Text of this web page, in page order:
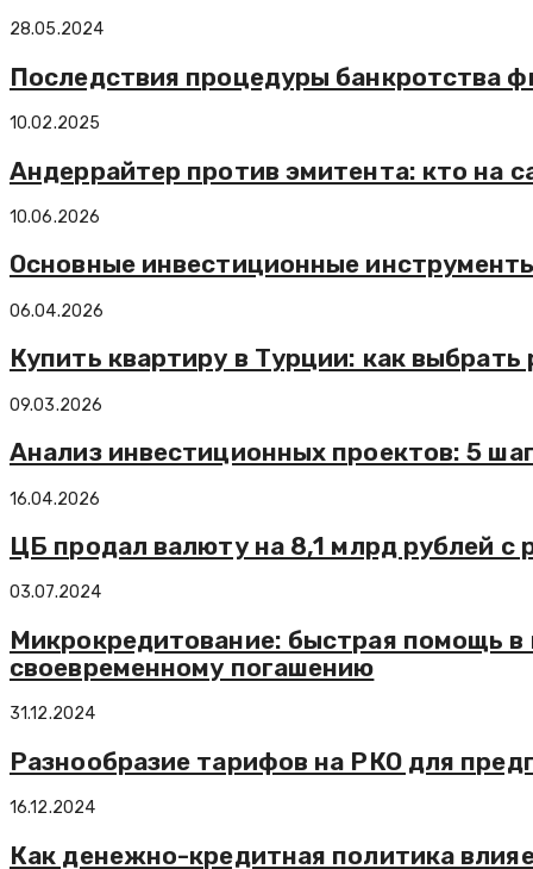
28.05.2024
Последствия процедуры банкротства
10.02.2025
Андеррайтер против эмитента: кто на
10.06.2026
Основные инвестиционные
06.04.2026
Купить квартиру в Турции: как
09.03.2026
Анализ инвестиционных проектов: 5
16.04.2026
ЦБ продал валюту на 8,1 млрд рублей с
03.07.2024
Микрокредитование: быстрая помощь
своевременному погашению
31.12.2024
Разнообразие тарифов на РКО для
16.12.2024
Как денежно-кредитная политика